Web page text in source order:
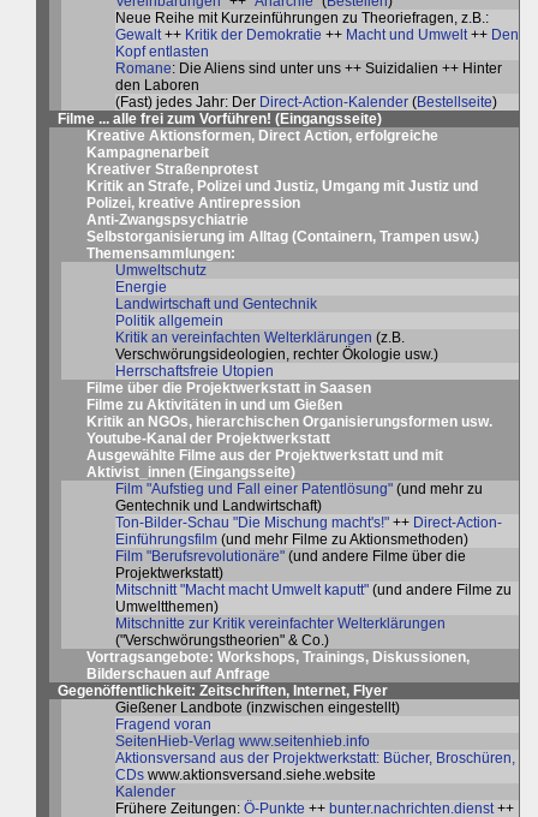
Neue Reihe mit Kurzeinführungen zu Theoriefragen, z.B.:
Gewalt++ Kritik der Demokratie ++ Macht und Umwelt++ Den
Kopf entlasten
Romane: Die Aliens sind unter uns ++ Suizidalien ++ Hinter
den Laboren
(Fast) jedes Jahr: Der Direct-Action-Kalender (Bestellseite)
Filme ... alle frei zum Vorführen! (Eingangsseite)
Kreative Aktionsformen, Direct Action, erfolgreiche
Kampagnenarbeit
Kreativer Straßenprotest
Kritik an Strafe, Polizei und Justiz, Umgang mit Justiz und
Polizei, kreative Antirepression
Anti-Zwangspsychiatrie
Selbstorganisierung im Alltag (Containern, Trampen usw.)
Themensammlungen:
Umweltschutz
Energie
Landwirtschaft und Gentechnik
Politik allgemein
Kritik an vereinfachten Welterklärungen (z.B.
Verschwörungsideologien, rechter Ökologie usw.)
Herrschaftsfreie Utopien
Filme über die Projektwerkstatt in Saasen
Filme zu Aktivitäten in und um Gießen
Kritik an NGOs, hierarchischen Organisierungsformen usw.
Youtube-Kanal der Projektwerkstatt
Ausgewählte Filme aus der Projektwerkstatt und mit
Aktivist_innen (Eingangsseite)
Film "Aufstieg und Fall einer Patentlösung" (und mehr zu
Gentechnik und Landwirtschaft)
Ton-Bilder-Schau "Die Mischung macht's!" ++ Direct-Action-
Einführungsfilm (und mehr Filme zu Aktionsmethoden)
Film "Berufsrevolutionäre" (und andere Filme über die
Projektwerkstatt)
Mitschnitt "Macht macht Umwelt kaputt" (und andere Filme zu
Umweltthemen)
Mitschnitte zur Kritik vereinfachter Welterklärungen
("Verschwörungstheorien" & Co.)
Vortragsangebote: Workshops, Trainings, Diskussionen,
Bilderschauen auf Anfrage
Gegenöffentlichkeit: Zeitschriften, Internet, Flyer
Gießener Landbote (inzwischen eingestellt)
Fragend voran
SeitenHieb-Verlag www.seitenhieb.info
Aktionsversand aus der Projektwerkstatt: Bücher, Broschüren,
CDs www.aktionsversand.siehe.website
Kalender
Frühere Zeitungen: Ö-Punkte ++ bunter.nachrichten.dienst++